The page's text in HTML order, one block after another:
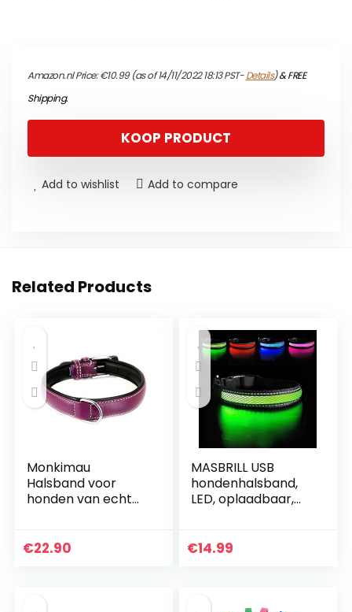
Amazon.nl Price:€10.99(as of 14/11/2022 18:13 PST-Details)&FREE
Shipping.
KOOP PRODUCT
Add to wishlist Add to compare
Related Products
Monkimau
Halsband voor
honden van echt
42 cm
€22.90
MASBRILL USB
hondenhalsband,
LED, oplaadbaar,
knipperlicht, Dog
€14.99